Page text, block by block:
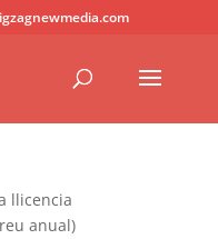
llicencia
anual)